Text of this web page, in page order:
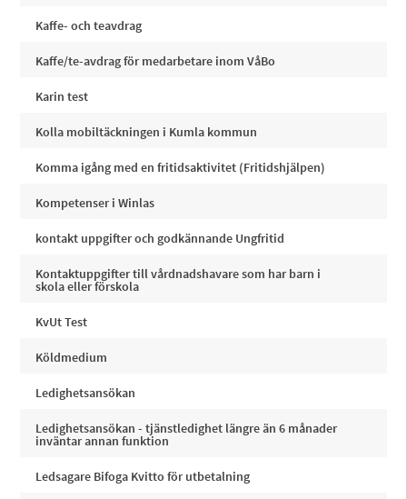
Kaffe- och teavdrag
Kaffe/te-avdrag för medarbetare inom VåBo
Karin test
Kolla mobiltäckningen i Kumla kommun
Komma igång med en fritidsaktivitet (Fritidshjälpen)
Kompetenser i Winlas
kontakt uppgifter och godkännande Ungfritid
Kontaktuppgifter till vårdnadshavare som har barn i
skola eller förskola
KvUt Test
Köldmedium
Ledighetsansökan
Ledighetsansökan - tjänstledighet längre än 6 månader
inväntar annan funktion
Ledsagare Bifoga Kvitto för utbetalning